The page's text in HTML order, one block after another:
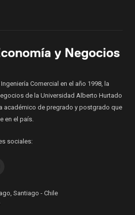
Comercial en el año 1998, la
de la Universidad Alberto Hurtado
académico de pregrado y postgrado que
en el país.
sociales:
Santiago - Chile